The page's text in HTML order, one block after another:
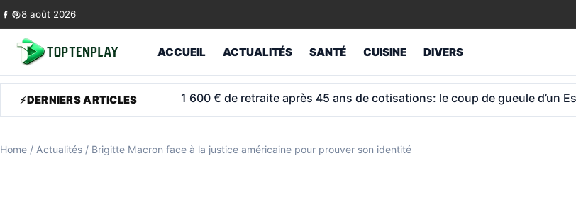
Skip to content
8 août 2026
ACCUEIL ACTUALITÉS SANTÉ CUISINE DIVERS
DERNIERS ARTICLES Retraite militaire à 48 ans: la pension moyenne est de 1 789 €
Home / Actualités / Brigitte Macron face à la justice américaine pour prouver son identité